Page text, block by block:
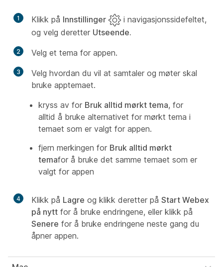
1 Klikk på Innstillinger
i navigasjonssidefeltet,
og velg deretter Utseende.
2 Velg et tema for appen.
3
Velg hvordan du vil at samtaler og møter skal
bruke apptemaet.
kryss av for Bruk alltid mørkt tema, for
alltid å bruke alternativet for mørkt tema i
temaet som er valgt for appen.
fjern merkingen for Bruk alltid mørkt
temafor å bruke det samme temaet som er
valgt for appen
4 Klikk på Lagre og klikk deretter på Start Webex
på nytt for å bruke endringene, eller klikk på
Senere for å bruke endringene neste gang du
åpner appen.